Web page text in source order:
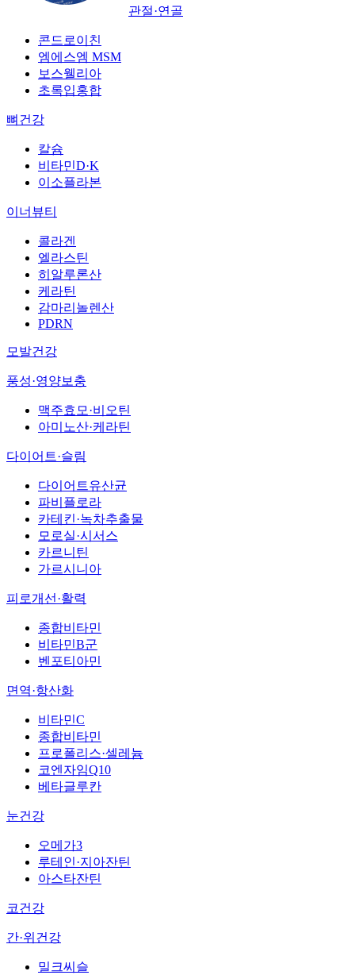
관절·연골
콘드로이친
엠에스엠 MSM
보스웰리아
초록입홍합
뼈건강
칼슘
비타민D·K
이소플라본
이너뷰티
콜라겐
엘라스틴
히알루론산
케라틴
감마리놀렌산
PDRN
모발건강
풍성·영양보충
맥주효모·비오틴
아미노산·케라틴
다이어트·슬림
다이어트유산균
파비플로라
카테킨·녹차추출물
모로실·시서스
카르니틴
가르시니아
피로개선·활력
종합비타민
비타민B군
벤포티아민
면역·항산화
비타민C
종합비타민
프로폴리스·셀레늄
코엔자임Q10
베타글루칸
눈건강
오메가3
루테인·지아잔틴
아스타잔틴
코건강
간·위건강
밀크씨슬